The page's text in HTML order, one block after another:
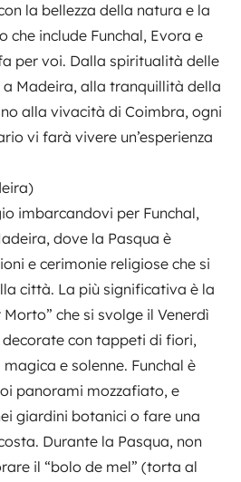
la bellezza della natura e la
che include Funchal, Evora e
per voi. Dalla spiritualità delle
a Madeira, alla tranquillità della
alla vivacità di Coimbra, ogni
vi farà vivere un’esperienza
imbarcandovi per Funchal,
dove la Pasqua è
e cerimonie religiose che si
città. La più significativa è la
che si svolge il Venerdì
con tappeti di fiori,
e solenne. Funchal è
panorami mozzafiato, e
giardini botanici o fare una
Durante la Pasqua, non
il “bolo de mel” (torta al